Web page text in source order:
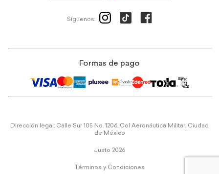
Síguenos:
Formas de pago
Dirección legal: Calle Sur 105 No. 1206, Col Aeronáutica Militar, Ciudad
de México
Justo 2026
Términos y Condiciones